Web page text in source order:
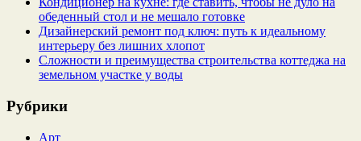
обеденный стол и не мешало готовке
Дизайнерский ремонт под ключ: путь к идеальному
интерьеру без лишних хлопот
Сложности и преимущества строительства коттеджа на
земельном участке у воды
Рубрики
Арт